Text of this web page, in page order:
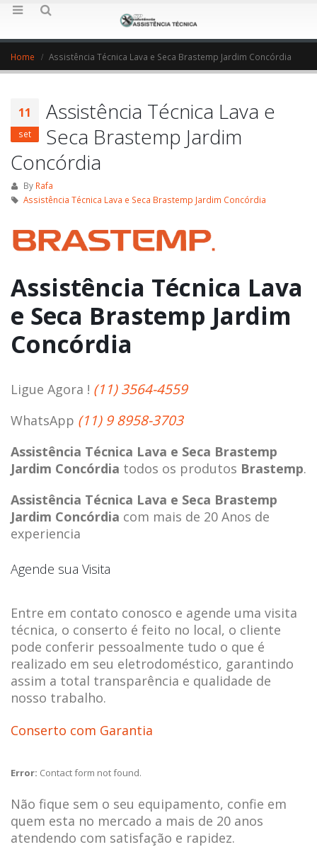
Home Assistência Técnica Lava e Seca Brastemp Jardim Concórdia
11
set
Assistência Técnica Lava e
Seca Brastemp Jardim
Concórdia
By Rafa
Assistência Técnica Lava e Seca Brastemp Jardim Concórdia
Assistência Técnica Lava
e Seca Brastemp Jardim
Concórdia
Ligue Agora ! (11) 3564-4559
WhatsApp (11) 9 8958-3703
Assistência Técnica Lava e Seca Brastemp
Jardim Concórdia todos os produtos Brastemp.
Assistência Técnica Lava e Seca Brastemp
Jardim Concórdia com mais de 20 Anos de
experiencia
Agende sua Visita
Entre em contato conosco e agende uma visita
técnica, o conserto é feito no local, o cliente
pode conferir pessoalmente tudo o que é
realizado em seu eletrodoméstico, garantindo
assim a total transparência e qualidade de
nosso trabalho.
Conserto com Garantia
Error: Contact form not found.
Não fique sem o seu equipamento, confie em
quem esta no mercado a mais de 20 anos
atendendo com satisfação e rapidez.